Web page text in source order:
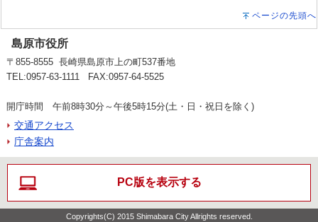
ページの先頭へ
島原市役所
〒855-8555 長崎県島原市上の町537番地
TEL:0957-63-1111 FAX:0957-64-5525
開庁時間 午前8時30分～午後5時15分(土・日・祝日を除く)
交通アクセス
庁舎案内
PC版を表示する
Copyrights(C) 2015 Shimabara City Allrights reserved.